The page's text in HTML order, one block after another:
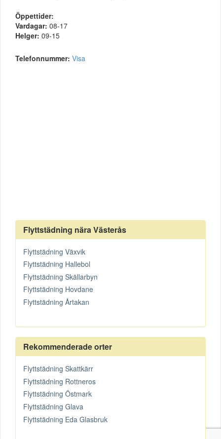
Öppettider:
Vardagar: 08-17
Helger: 09-15
Telefonnummer: Visa
Flyttstädning nära Västerås
Flyttstädning Växvik
Flyttstädning Hallebol
Flyttstädning Skällarbyn
Flyttstädning Hovdane
Flyttstädning Årtakan
Rekommenderade orter
Flyttstädning Skattkärr
Flyttstädning Rottneros
Flyttstädning Östmark
Flyttstädning Glava
Flyttstädning Eda Glasbruk